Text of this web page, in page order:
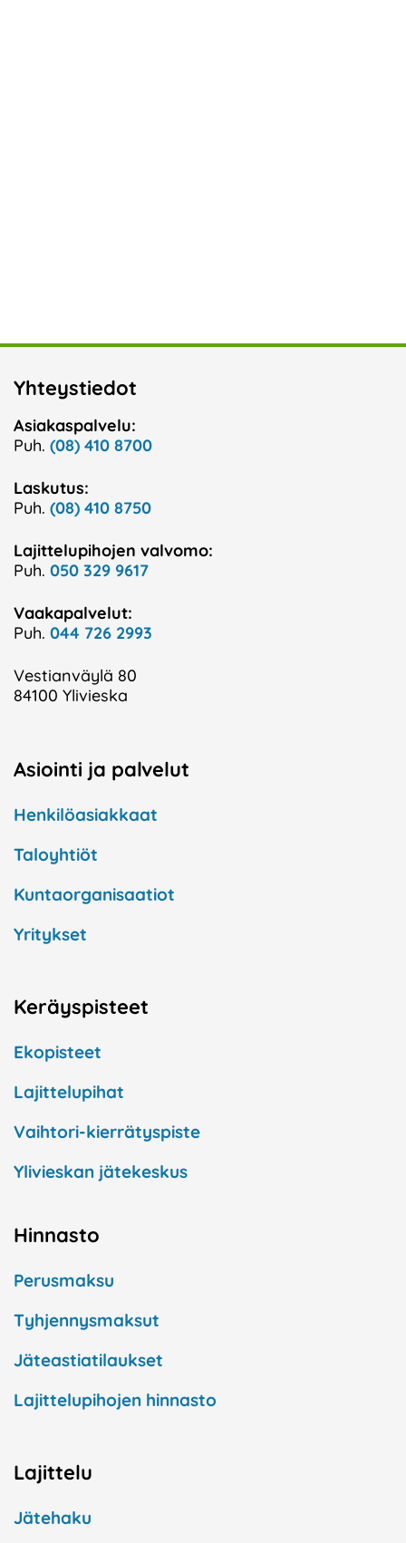
Yhteystiedot
Asiakaspalvelu:
Puh. (08) 410 8700
Laskutus:
Puh. (08) 410 8750
Lajittelupihojen valvomo:
Puh. 050 329 9617
Vaakapalvelut:
Puh. 044 726 2993
Vestianväylä 80
84100 Ylivieska
Asiointi ja palvelut
Henkilöasiakkaat
Taloyhtiöt
Kuntaorganisaatiot
Yritykset
Keräyspisteet
Ekopisteet
Lajittelupihat
Vaihtori-kierrätyspiste
Ylivieskan jätekeskus
Hinnasto
Perusmaksu
Tyhjennysmaksut
Jäteastiatilaukset
Lajittelupihojen hinnasto
Lajittelu
Jätehaku